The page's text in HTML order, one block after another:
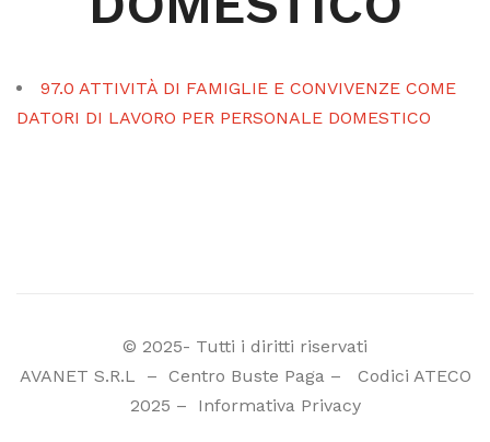
97.0 ATTIVITÀ DI FAMIGLIE E CONVIVENZE COME
DATORI DI LAVORO PER PERSONALE DOMESTICO
© 2025- Tutti i diritti riservati
AVANET S.R.L
– Centro Buste Paga– Codici ATECO
2025 – Informativa Privacy